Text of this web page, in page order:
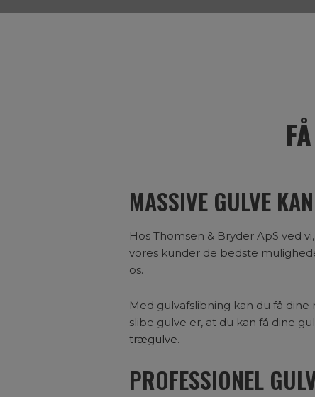
MASSIVE GULVE
Hos Thomsen & Bryder ApS ved
vores kunder de bedste
os.
Med gulvafslibning kan du få
slibe gulve er, at du kan få dine
trægulve.
PROFESSIONEL